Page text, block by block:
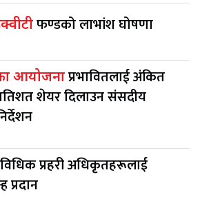
फण्डको लाभांश घोषणा
आयोजनाप्रभावितलाई अंकित
शेयर दिलाउन संसदीय
प्रहरी अधिकृतहरूलाई
प्रदान